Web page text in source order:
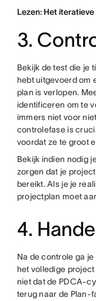
Lezen: Het
3.
Bekijk de test die je
hebt uitgevoerd om
plan is verlopen.
identificeren om te
immers niet voor
controlefase is
voordat ze te groot
Bekijk indien nodig
zorgen dat je
bereikt. Als je je
projectplan moet
4.
Na de controle ga
het volledige
niet dat de PDCA-
terug naar de Plan-